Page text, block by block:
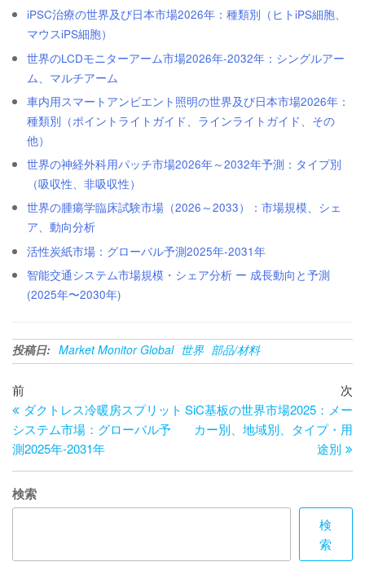
iPSC治療の世界及び日本市場2026年：種類別（ヒトiPS細胞、
マウスiPS細胞）
世界のLCDモニターアーム市場2026年-2032年：シングルアー
ム、マルチアーム
車内用スマートアンビエント照明の世界及び日本市場2026年：
種類別（ポイントライトガイド、ラインライトガイド、その
他）
世界の神経外科用パッチ市場2026年～2032年予測：タイプ別
（吸収性、非吸収性）
世界の腫瘍学臨床試験市場（2026～2033）：市場規模、シェ
ア、動向分析
活性炭紙市場：グローバル予測2025年-2031年
智能交通システム市場規模・シェア分析 ー 成長動向と予測
(2025年〜2030年)
投稿日: Market Monitor Global 世界 部品/材料
投
稿
ナ
ビ
ゲ
シ
過
去
の
投
稿
前
ダクトレス冷暖房スプリット
システム市場：グローバル予
測2025年-2031年
次
SiC基板の世界市場2025：メー
カー別、地域別、タイプ・用
途別
検索
検
索